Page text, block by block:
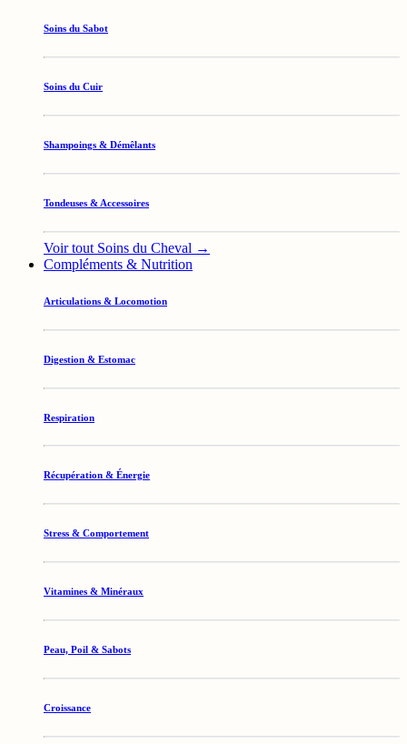
Soins du Sabot
Soins du Cuir
Shampoings & Démêlants
Tondeuses & Accessoires
Voir tout Soins du Cheval →
Compléments & Nutrition
Articulations & Locomotion
Digestion & Estomac
Respiration
Récupération & Énergie
Stress & Comportement
Vitamines & Minéraux
Peau, Poil & Sabots
Croissance